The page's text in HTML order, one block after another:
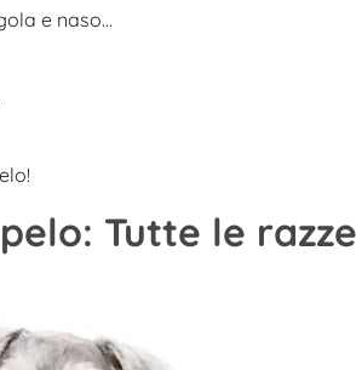
e naso…
Tutte le razze